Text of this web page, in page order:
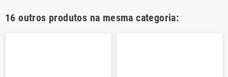
16 outros produtos na mesma categoria: